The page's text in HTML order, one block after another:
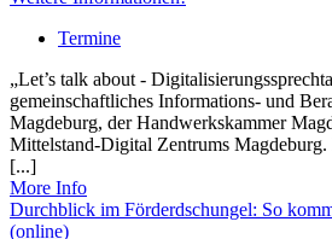
Termine
„Let’s talk about -
gemeinschaftliches Informations- und
Magdeburg, der Handwerkskammer
Mittelstand-Digital Zentrums Magdeburg.
[...]
More Info
Durchblick im Förderdschungel: So
(online)